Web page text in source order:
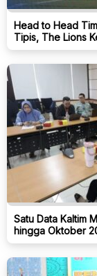
Head to Head
Tipis, The Lions
Satu Data Kaltim
hingga Oktober